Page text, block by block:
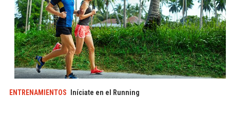
ENTRENAMIENTOS Iníciate en el Running